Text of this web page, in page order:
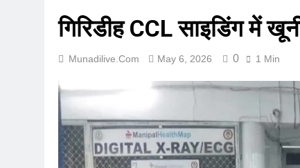
गिरिडीह CCL साइडिंग में
Munadilive.com May 6, 2026 0 1 Min